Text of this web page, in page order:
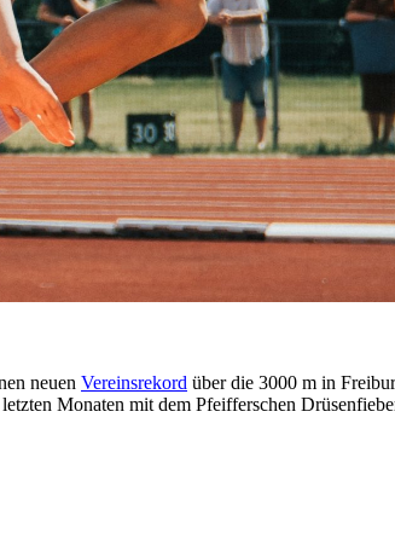
neuen Vereinsrekord über die 3000 m in
Monaten mit dem Pfeifferschen